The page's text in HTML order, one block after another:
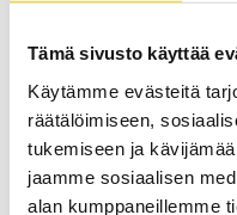
Tämä sivusto käyttää
Käytämme evästeitä
räätälöimiseen,
tukemiseen ja
jaamme sosiaalisen
alan kumppaneillemme
ETL ATS400-
ETL ATS400-